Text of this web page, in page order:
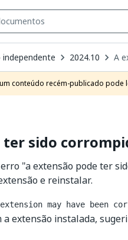
independente 2024.10 A
conteúdo recém-publicado pode
sido
"a extensão pode ter
e reinstalar.
may have been
extensão instalada,